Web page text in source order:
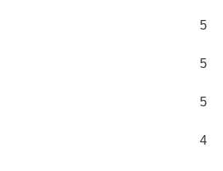
5
5
5
4